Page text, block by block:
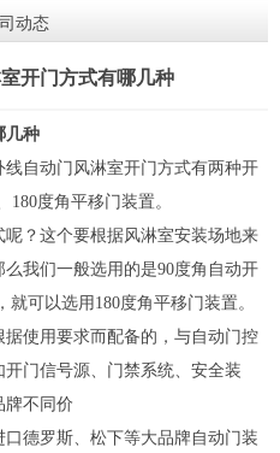
动态
开门方式有哪几种
几种
线自动门 风淋室开门方式有两种开
度角平移门装置。
？这个要根据风淋室安装场地来
我们一般选用的是90度角自动开
可以选用180度角平移门装置。
使用要求而配备的，与自动门控
门信号源、门禁系统、安全装
牌不同价
德罗斯、松下等大品牌自动门装